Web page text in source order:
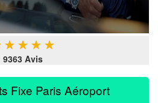
★ ★ ★ ★
9363 Avis
Fixe Paris Aéroport